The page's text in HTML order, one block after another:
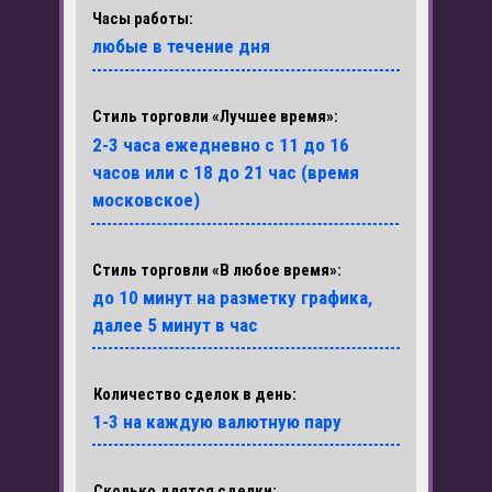
Часы работы:
Стиль торговли «Лучшее время»:
2-3 часа ежедневно с 11 до 16
часов или с 18 до 21 час (время
московское)
любые в течение дня
Стиль торговли «В любое время»:
до 10 минут на разметку графика,
далее 5 минут в час
Количество сделок в день:
1-3 на каждую валютную пару